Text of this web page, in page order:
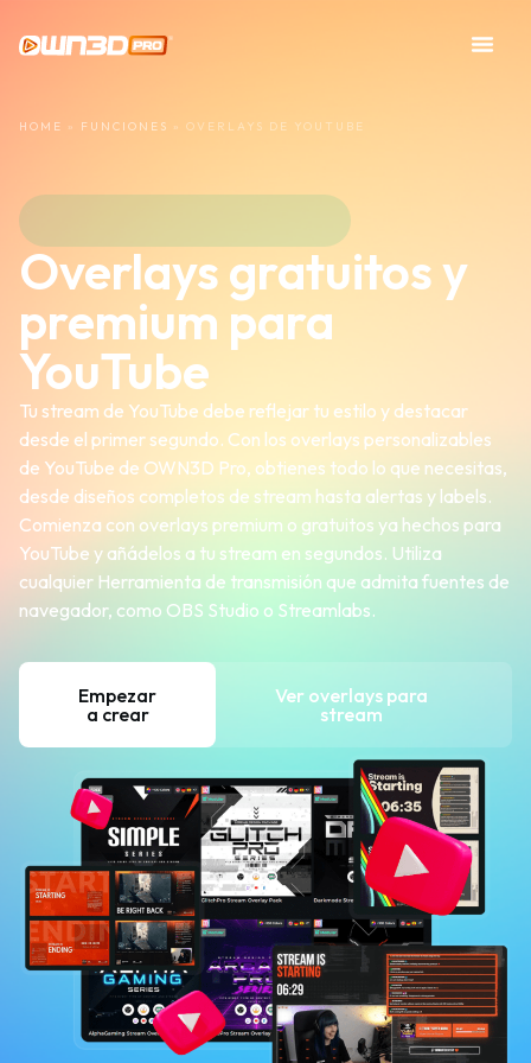
HOME » FUNCIONES » OVERLAYS DE YOUTUBE
Overlays gratuitos y
premium para
YouTube
Tu stream de YouTube debe reflejar tu estilo y destacar
desde el primer segundo. Con los overlays personalizables
de YouTube de OWN3D Pro, obtienes todo lo que necesitas,
desde diseños completos de stream hasta alertas y labels.
Comienza con overlays premium o gratuitos ya hechos para
YouTube y añádelos a tu stream en segundos. Utiliza
cualquier Herramienta de transmisión que admita fuentes de
navegador, como OBS Studio o Streamlabs.
Empezar
a crear
Ver overlays para
stream